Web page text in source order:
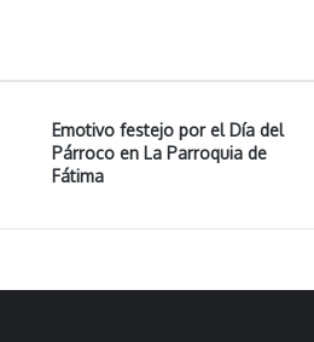
Emotivo festejo por el Día del
Párroco en La Parroquia de
Fátima